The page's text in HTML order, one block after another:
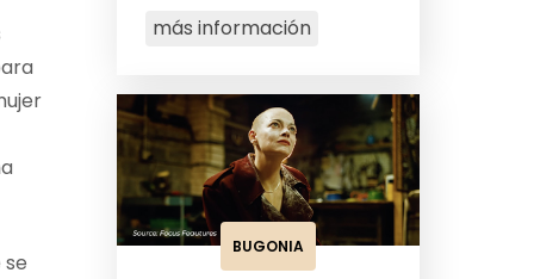
más información
BUGONIA